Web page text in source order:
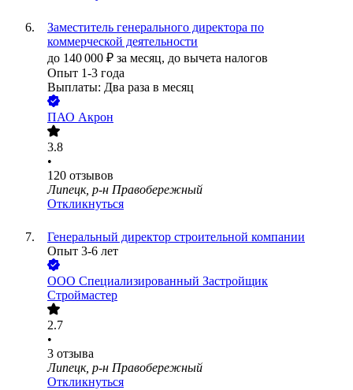
Заместитель генерального директора по
коммерческой деятельности
до 140 000 ₽ за месяц, до вычета налогов
Опыт 1-3 года
Выплаты: Два раза в месяц
ПАО Акрон
3.8
•
120 отзывов
Липецк, р-н Правобережный
Откликнуться
Генеральный директор строительной компании
Опыт 3-6 лет
ООО Специализированный Застройщик
Строймастер
2.7
•
3 отзыва
Липецк, р-н Правобережный
Откликнуться